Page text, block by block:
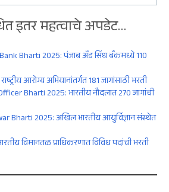
इतर महत्वाचे अपडेट…
Bharti 2025: पंजाब अँड सिंध बँकमध्ये 110
आरोग्य अभियानांतर्गत 181 जागांसाठी भरती
Bharti 2025: भारतीय नौदलात 270 जागांची
Bharti 2025: अखिल भारतीय आयुर्विज्ञान संस्थेत
विमानतळ प्राधिकरणात विविध पदांची भरती